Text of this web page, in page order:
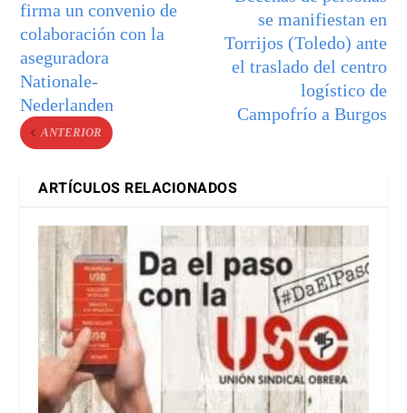
firma un convenio de
colaboración con la
aseguradora
Nationale-
Nederlanden
ANTERIOR
se manifiestan en
Torrijos (Toledo) ante
el traslado del centro
logístico de
Campofrío a Burgos
ARTÍCULOS RELACIONADOS